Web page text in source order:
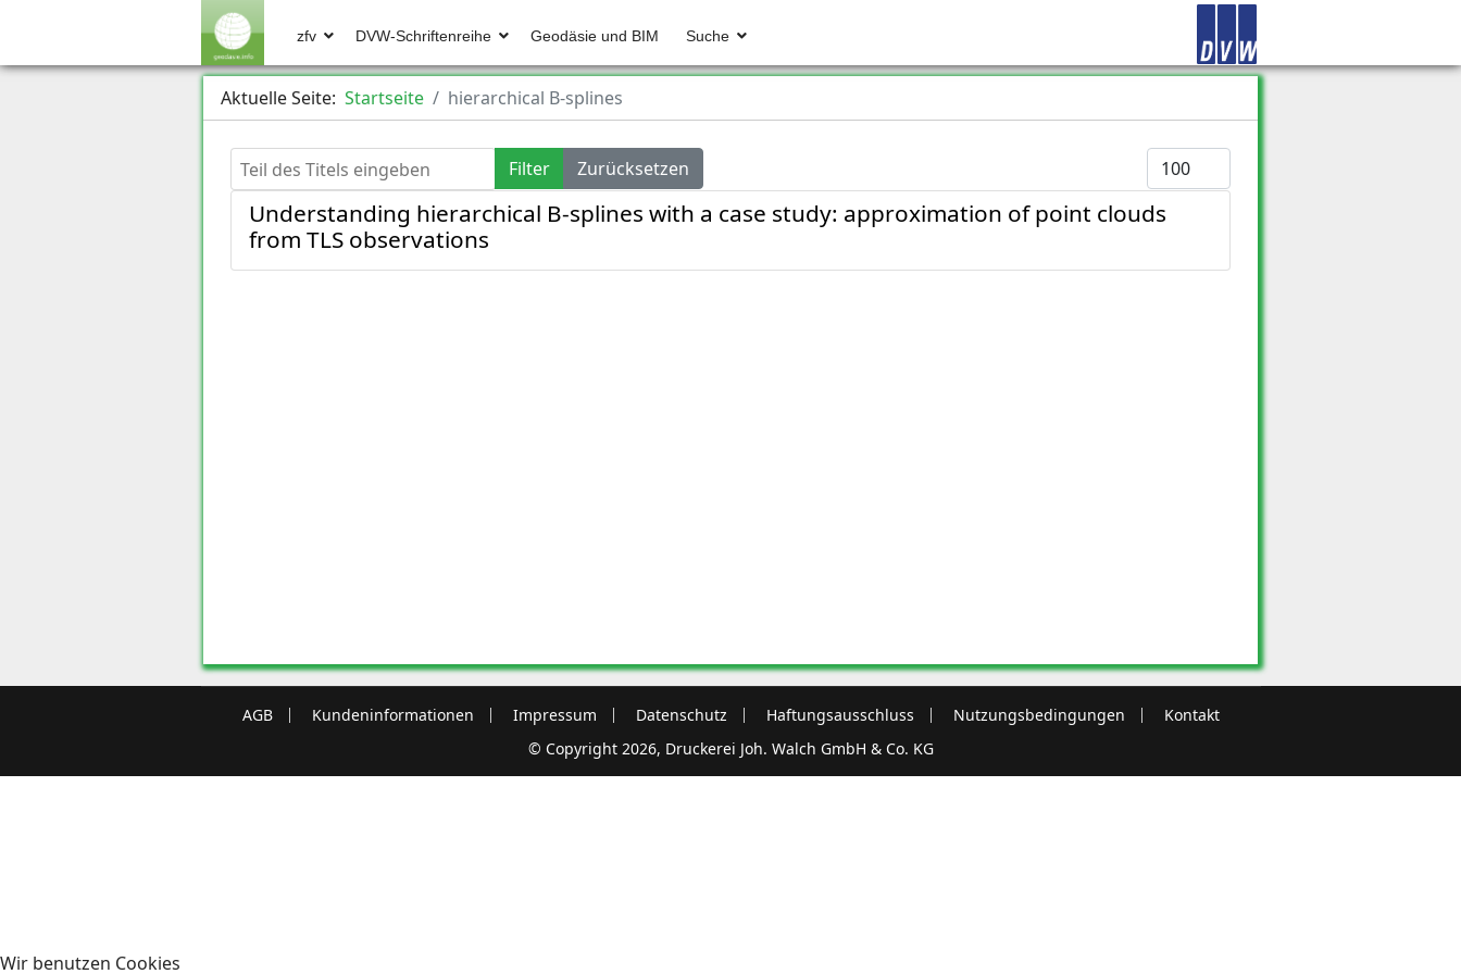
zfv DVW-Schriftenreihe Geodäsie und BIM Suche
Aktuelle Seite: Startseite hierarchical B-splines
Teil des Titels eingeben Filter Zurücksetzen Anzeige #
Understanding hierarchical B-splines with a case study: approximation of point clouds
from TLS observations
AGB Kundeninformationen Impressum Datenschutz Haftungsausschluss Nutzungsbedingungen
Kontakt
© Copyright 2026, Druckerei Joh. Walch GmbH & Co. KG
Wir benutzen Cookies